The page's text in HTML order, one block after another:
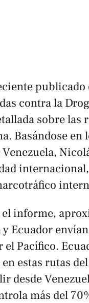
publicado
contra la
sobre las
Basándose en
informe,
Ecuador
Pacífico.
estas rutas
desde
más del